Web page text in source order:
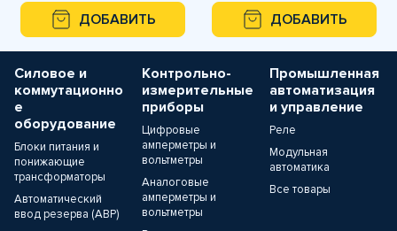
ДОБАВИТЬ
ДОБАВИТЬ
Силовое и
коммутационно
е
оборудование
Блоки питания и
понижающие
трансформаторы
Автоматический
ввод резерва (АВР)
Контрольно-
измерительные
приборы
Цифровые
амперметры и
вольтметры
Аналоговые
амперметры и
вольтметры
Промышленная
автоматизация
и управление
Реле
Модульная
автоматика
Все товары